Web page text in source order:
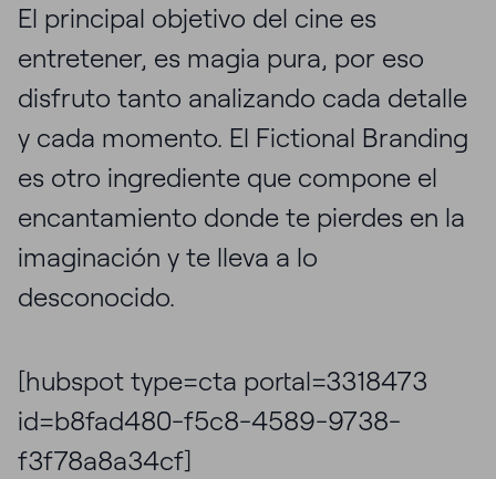
El principal objetivo del cine es
entretener, es magia pura, por eso
disfruto tanto analizando cada detalle
y cada momento. El Fictional Branding
es otro ingrediente que compone el
encantamiento donde te pierdes en la
imaginación y te lleva a lo
desconocido.
[hubspot type=cta portal=3318473
id=b8fad480-f5c8-4589-9738-
f3f78a8a34cf]